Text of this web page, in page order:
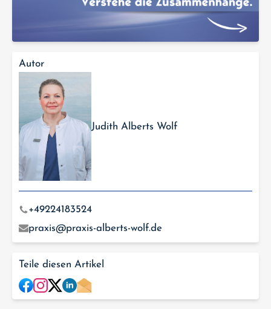
Autor
Judith Alberts Wolf
+49224183524
praxis@praxis-alberts-wolf.de
Teile diesen Artikel